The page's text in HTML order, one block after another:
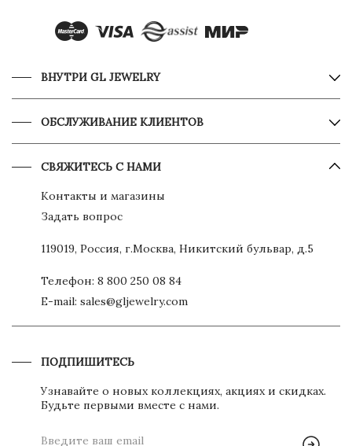
ВНУТРИ GL JEWELRY
ОБСЛУЖИВАНИЕ КЛИЕНТОВ
СВЯЖИТЕСЬ С НАМИ
Контакты и магазины
Задать вопрос
119019, Россия, г.Москва, Никитский бульвар, д.5
Телефон: 8 800 250 08 84
E-mail: sales@gljewelry.com
ПОДПИШИТЕСЬ
Узнавайте о новых коллекциях, акциях и скидках.
Будьте первыми вместе с нами.